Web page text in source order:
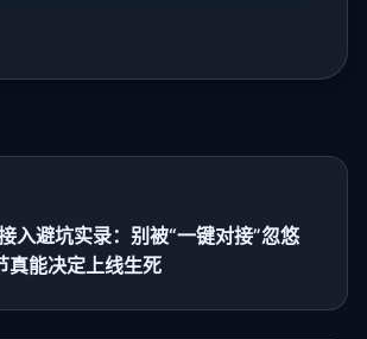
入避坑实录：别被“一键对接”忽悠
真能决定上线生死